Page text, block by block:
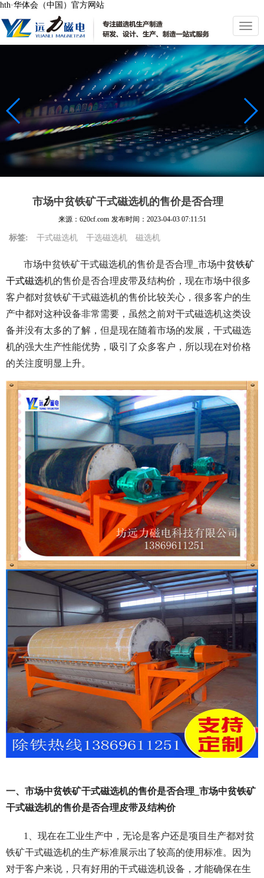
hth·华体会（中国）官方网站
切
换
导
航
市场中贫铁矿干式磁选机的售价是否合理
来源：620cf.com 发布时间： 2023-04-03 07:11:51
标签: 干式磁选机 干选磁选机 磁选机
市场中贫铁矿干式磁选机的售价是否合理_市场中贫铁矿
干式磁选机的售价是否合理皮带及结构价，现在市场中很多
客户都对贫铁矿干式磁选机的售价比较关心，很多客户的生
产中都对这种设备非常需要，虽然之前对干式磁选机这类设
备并没有太多的了解，但是现在随着市场的发展，干式磁选
机的强大生产性能优势，吸引了众多客户，所以现在对价格
的关注度明显上升。
一、市场中贫铁矿干式磁选机的售价是否合理_市场中贫铁矿
干式磁选机的售价是否合理皮带及结构价
1、现在在工业生产中，无论是客户还是项目生产都对贫
铁矿干式磁选机的生产标准展示出了较高的使用标准。因为
对于客户来说，只有好用的干式磁选机设备，才能确保在生